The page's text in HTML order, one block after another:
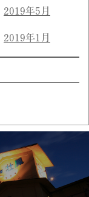
2019年5月
2019年1月